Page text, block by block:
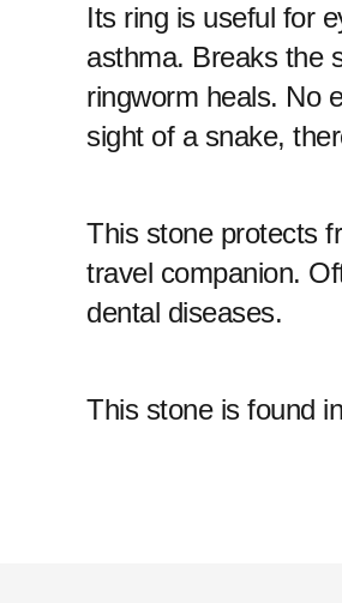
Its ring is useful for
asthma. Breaks the
ringworm heals. No
sight of a snake,
This stone protects
travel companion.
dental diseases.
This stone is found